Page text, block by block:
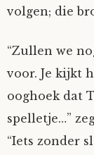
volgen; die
“Zullen we
voor. Je kijkt
ooghoek dat
spelletje…”
“Iets zonder